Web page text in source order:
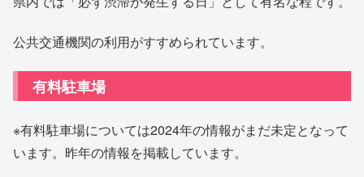
公共交通機関の利用がすすめられています。
有料駐車場
※有料駐車場については2024年の情報がまだ未定となって
います。昨年の情報を掲載しています。